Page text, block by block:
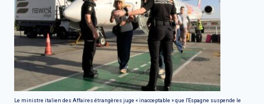
Le ministre italien des Affaires étrangères juge « inacceptable » que l'Espagne suspende le